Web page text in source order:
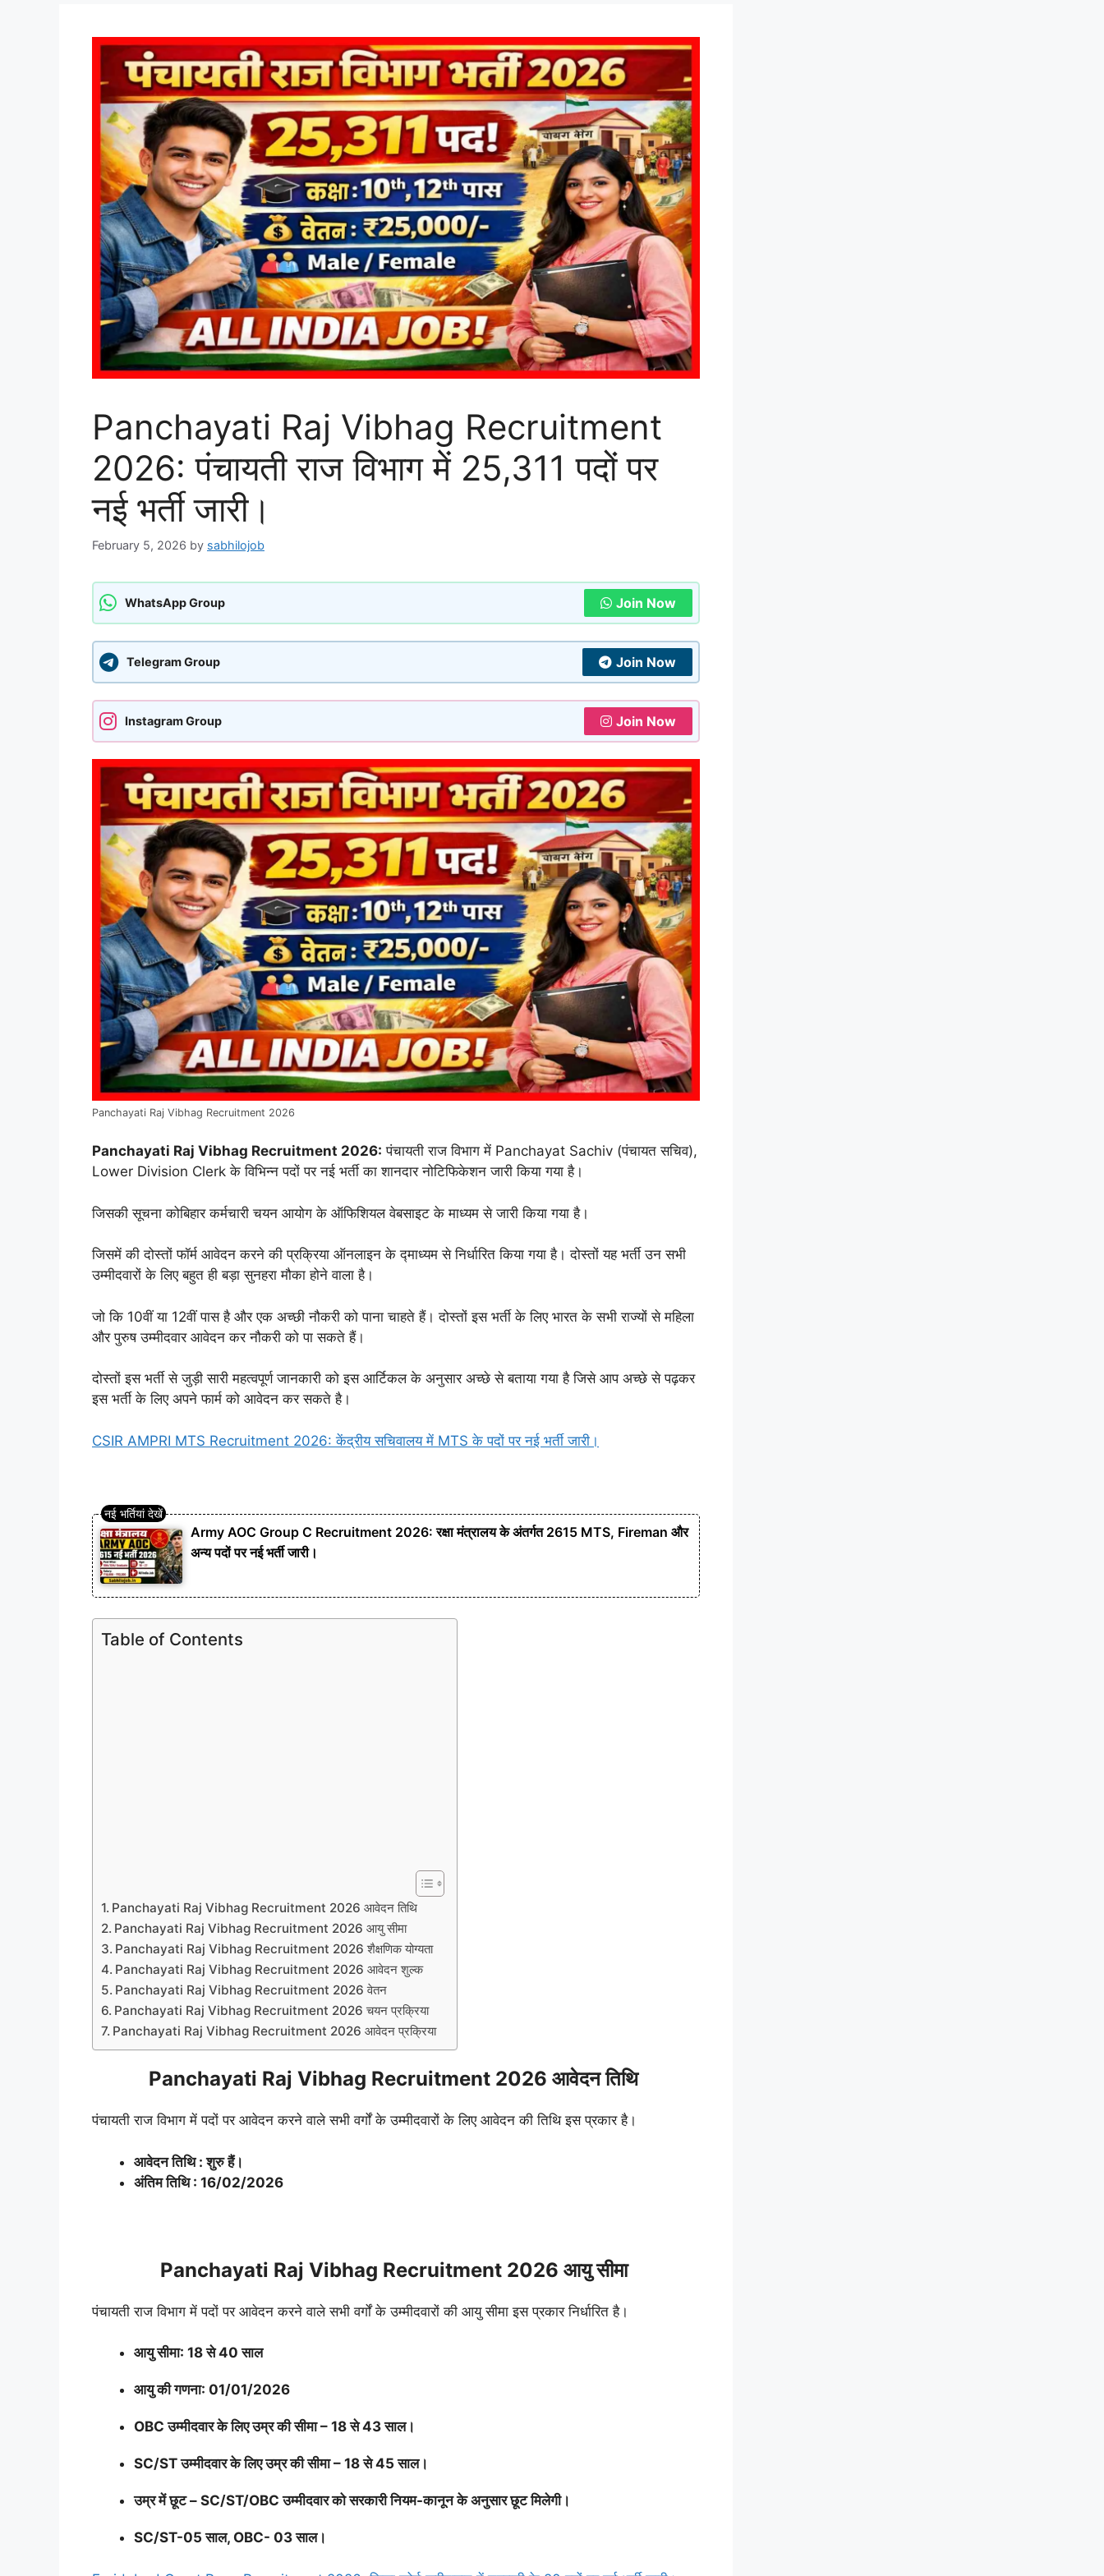
Panchayati Raj Vibhag Recruitment
2026: पंचायती राज विभाग में 25,311 पदों पर
नई भर्ती जारी।
February 5, 2026 by sabhilojob
WhatsApp Group Join Now
Telegram Group Join Now
Instagram Group Join Now
Panchayati Raj Vibhag Recruitment 2026
Panchayati Raj Vibhag Recruitment 2026: पंचायती राज विभाग में Panchayat Sachiv (पंचायत सचिव),
Lower Division Clerk के विभिन्न पदों पर नई भर्ती का शानदार नोटिफिकेशन जारी किया गया है।
जिसकी सूचना कोबिहार कर्मचारी चयन आयोग के ऑफिशियल वेबसाइट के माध्यम से जारी किया गया है।
जिसमें की दोस्तों फॉर्म आवेदन करने की प्रक्रिया ऑनलाइन के द्माध्यम से निर्धारित किया गया है। दोस्तों यह भर्ती उन सभी
उम्मीदवारों के लिए बहुत ही बड़ा सुनहरा मौका होने वाला है।
जो कि 10वीं या 12वीं पास है और एक अच्छी नौकरी को पाना चाहते हैं। दोस्तों इस भर्ती के लिए भारत के सभी राज्यों से महिला
और पुरुष उम्मीदवार आवेदन कर नौकरी को पा सकते हैं।
दोस्तों इस भर्ती से जुड़ी सारी महत्वपूर्ण जानकारी को इस आर्टिकल के अनुसार अच्छे से बताया गया है जिसे आप अच्छे से पढ़कर
इस भर्ती के लिए अपने फार्म को आवेदन कर सकते है।
CSIR AMPRI MTS Recruitment 2026: केंद्रीय सचिवालय में MTS के पदों पर नई भर्ती जारी।
Army AOC Group C Recruitment 2026: रक्षा मंत्रालय के अंतर्गत 2615 MTS, Fireman और
अन्य पदों पर नई भर्ती जारी।
Table of Contents
Panchayati Raj Vibhag Recruitment 2026 आवेदन तिथि
Panchayati Raj Vibhag Recruitment 2026 आयु सीमा
Panchayati Raj Vibhag Recruitment 2026 शैक्षणिक योग्यता
Panchayati Raj Vibhag Recruitment 2026 आवेदन शुल्क
Panchayati Raj Vibhag Recruitment 2026 वेतन
Panchayati Raj Vibhag Recruitment 2026 चयन प्रक्रिया
Panchayati Raj Vibhag Recruitment 2026 आवेदन प्रक्रिया
Panchayati Raj Vibhag Recruitment 2026 आवेदन तिथि
पंचायती राज विभाग में पदों पर आवेदन करने वाले सभी वर्गों के उम्मीदवारों के लिए आवेदन की तिथि इस प्रकार है।
आवेदन तिथि : शुरु हैं।
अंतिम तिथि : 16/02/2026
Panchayati Raj Vibhag Recruitment 2026 आयु सीमा
पंचायती राज विभाग में पदों पर आवेदन करने वाले सभी वर्गों के उम्मीदवारों की आयु सीमा इस प्रकार निर्धारित है।
आयु सीमा: 18 से 40 साल
आयु की गणना: 01/01/2026
OBC उम्मीदवार के लिए उम्र की सीमा – 18 से 43 साल।
SC/ST उम्मीदवार के लिए उम्र की सीमा – 18 से 45 साल।
उम्र में छूट – SC/ST/OBC उम्मीदवार को सरकारी नियम-कानून के अनुसार छूट मिलेगी।
SC/ST-05 साल, OBC- 03 साल।